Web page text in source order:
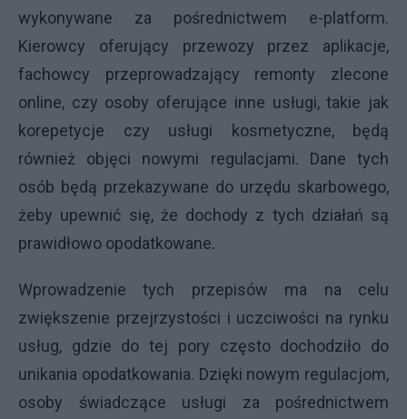
wykonywane za pośrednictwem e-platform.
Kierowcy oferujący przewozy przez aplikacje,
fachowcy przeprowadzający remonty zlecone
online, czy osoby oferujące inne usługi, takie jak
korepetycje czy usługi kosmetyczne, będą
również objęci nowymi regulacjami. Dane tych
osób będą przekazywane do urzędu skarbowego,
żeby upewnić się, że dochody z tych działań są
prawidłowo opodatkowane.
Wprowadzenie tych przepisów ma na celu
zwiększenie przejrzystości i uczciwości na rynku
usług, gdzie do tej pory często dochodziło do
unikania opodatkowania. Dzięki nowym regulacjom,
osoby świadczące usługi za pośrednictwem